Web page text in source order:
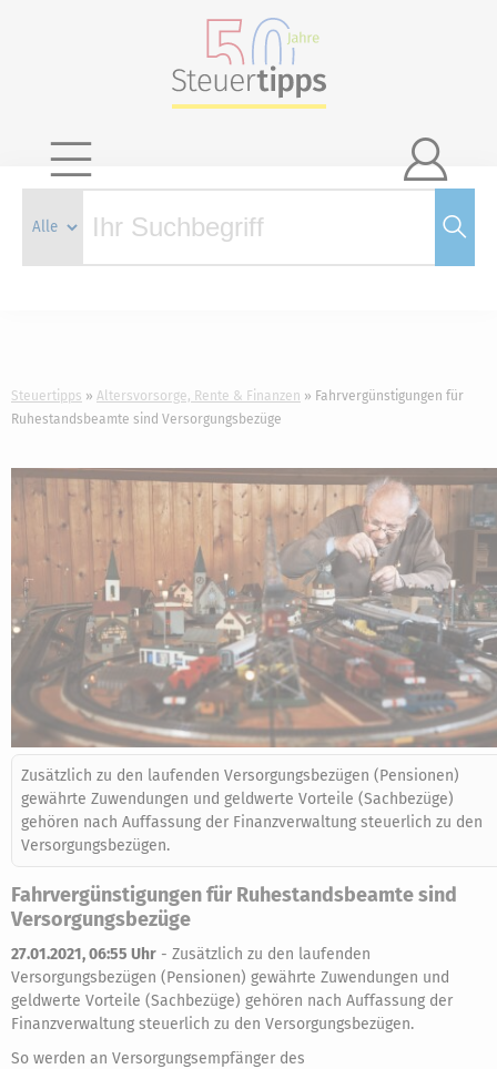

Steuertipps Altersvorsorge, Rente & Finanzen
Fahrvergünstigungen für
Ruhestandsbeamte sind Versorgungsbezüge
Zusätzlich zu den laufenden Versorgungsbezügen (Pensionen)
gewährte Zuwendungen und geldwerte Vorteile (Sachbezüge)
gehören nach Auffassung der Finanzverwaltung steuerlich zu den
Versorgungsbezügen.
Fahrvergünstigungen für Ruhestandsbeamte sind
Versorgungsbezüge
27.01.2021, 06:55 Uhr - Zusätzlich zu den laufenden
Versorgungsbezügen (Pensionen) gewährte Zuwendungen und
geldwerte Vorteile (Sachbezüge) gehören nach Auffassung der
Finanzverwaltung steuerlich zu den Versorgungsbezügen.
So werden an Versorgungsempfänger des